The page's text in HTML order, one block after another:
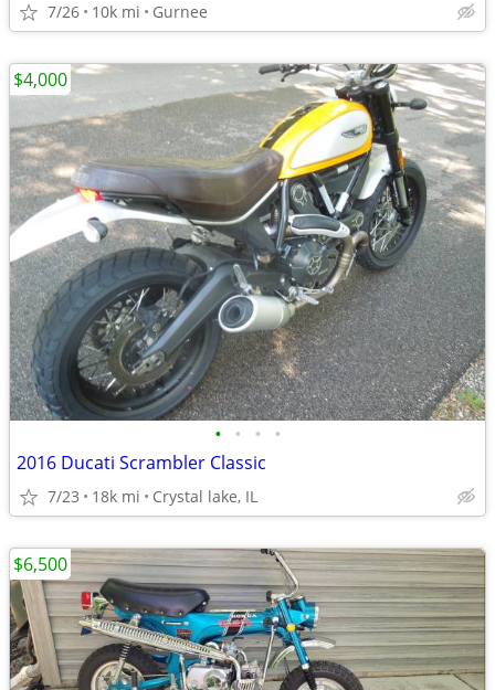
7/26 10k mi Gurnee
• • • •
2016 Ducati Scrambler Classic
7/23 18k mi Crystal lake, IL
$4,000
$6,500